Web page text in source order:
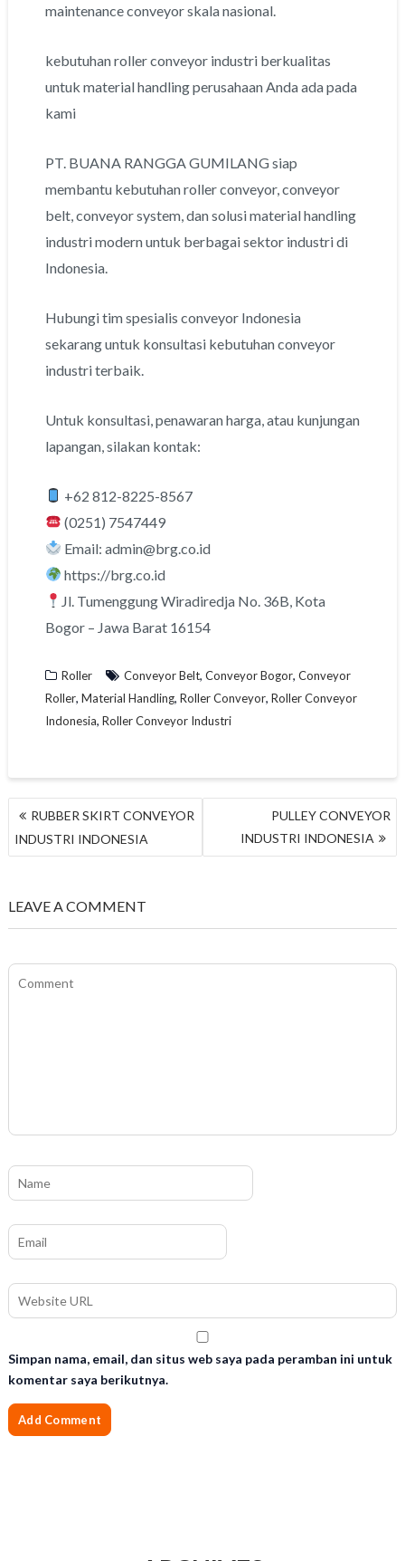
maintenance conveyor skala nasional.
kebutuhan roller conveyor industri berkualitas
untuk material handling perusahaan Anda ada pada
kami
PT. BUANA RANGGA GUMILANG siap
membantu kebutuhan roller conveyor, conveyor
belt, conveyor system, dan solusi material handling
industri modern untuk berbagai sektor industri di
Indonesia.
Hubungi tim spesialis conveyor Indonesia
sekarang untuk konsultasi kebutuhan conveyor
industri terbaik.
Untuk konsultasi, penawaran harga, atau kunjungan
lapangan, silakan kontak:
+62 812-8225-8567
(0251) 7547449
Email: admin@brg.co.id
https://brg.co.id
Jl. Tumenggung Wiradiredja No. 36B, Kota
Bogor – Jawa Barat 16154
Roller Conveyor Belt, Conveyor Bogor, Conveyor
Roller, Material Handling, Roller Conveyor, Roller Conveyor
Indonesia, Roller Conveyor Industri
NAVIGASI
POS
RUBBER SKIRT CONVEYOR
INDUSTRI INDONESIA
PULLEY CONVEYOR
INDUSTRI INDONESIA
LEAVE A COMMENT
Simpan nama, email, dan situs web saya pada peramban ini untuk
komentar saya berikutnya.